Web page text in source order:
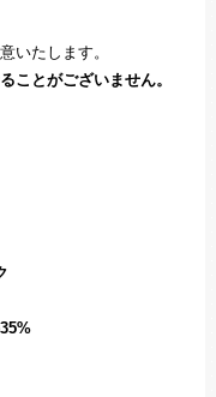
いたします。
ことがございません。